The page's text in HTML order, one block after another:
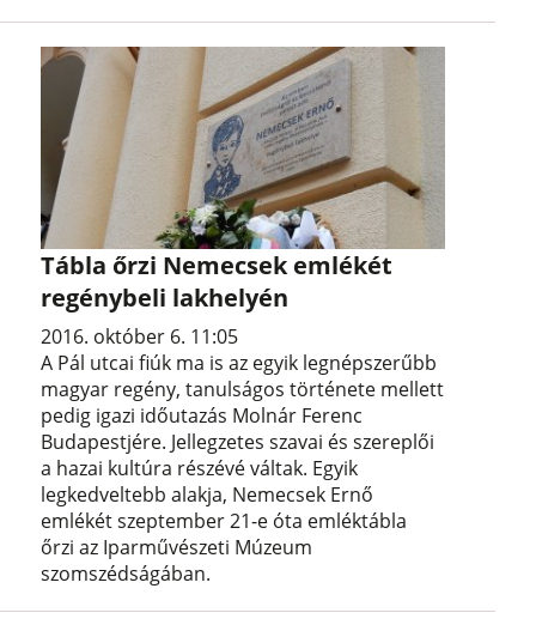
Tábla őrzi Nemecsek emlékét
regénybeli lakhelyén
2016. október 6. 11:05
A Pál utcai fiúk ma is az egyik legnépszerűbb
magyar regény, tanulságos története mellett
pedig igazi időutazás Molnár Ferenc
Budapestjére. Jellegzetes szavai és szereplői
a hazai kultúra részévé váltak. Egyik
legkedveltebb alakja, Nemecsek Ernő
emlékét szeptember 21-e óta emléktábla
őrzi az Iparművészeti Múzeum
szomszédságában.